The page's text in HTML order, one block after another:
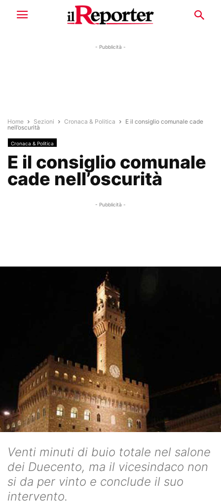
- Pubblicità -
Home Sezioni Cronaca & Politica
E il consiglio comunale cade
nell’oscurità
Cronaca & Politica
E il consiglio comunale
cade nell’oscurità
- Pubblicità -
Venti minuti di buio totale nel salone
dei Duecento, ma il vicesindaco non
si da per vinto e conclude il suo
intervento.